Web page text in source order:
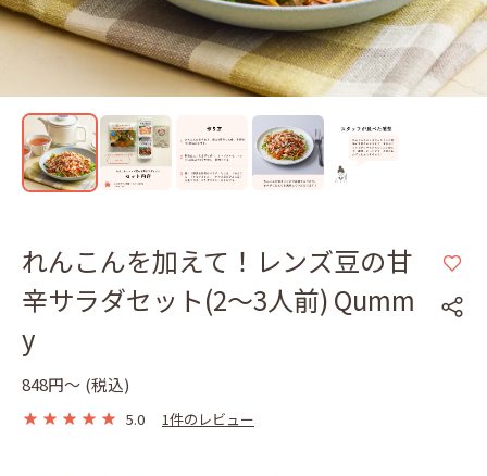
れんこんを加えて！レンズ豆の甘
辛サラダセット(2～3人前) Qumm
y
848円〜 (税込)
5.0 1件のレビュー